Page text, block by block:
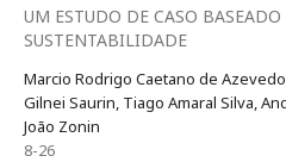
UM ESTUDO DE CASO
SUSTENTABILIDADE
Marcio Rodrigo Caetano de
Gilnei Saurin, Tiago Amaral Silva,
João Zonin
8-26